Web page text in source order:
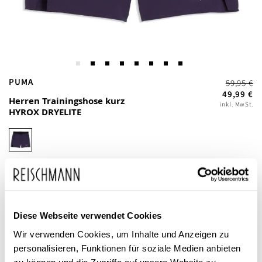
Diese Webseite verwendet Cookies
Wir verwenden Cookies, um Inhalte und Anzeigen zu
personalisieren, Funktionen für soziale Medien anbieten
Zum
Anfang
der
Bildgalerie
springen
PUMA
Herren Trainingshose kurz
HYROX DRYELITE
59,95 €
49,99 €
inkl. MwSt.
mit einem Klick auf „Vor Ort verfügbar?", wo Ihre Größe vorrätig ist.